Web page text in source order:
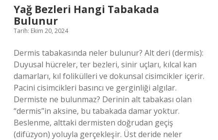
Yağ Bezleri Hangi Tabakada
Bulunur
Tarih: Ekim 20, 2024
Dermis tabakasında neler bulunur? Alt deri (dermis):
Duyusal hücreler, ter bezleri, sinir uçları, kılcal kan
damarları, kıl folikülleri ve dokunsal cisimcikler içerir.
Pacini cisimcikleri basıncı ve gerginliği algılar.
Dermiste ne bulunmaz? Derinin alt tabakası olan
“dermis”in aksine, bu tabakada damar yoktur.
Beslenme, alttaki dermisten doğrudan geçiş
(difüzyon) yoluyla gerçekleşir. Üst deride neler